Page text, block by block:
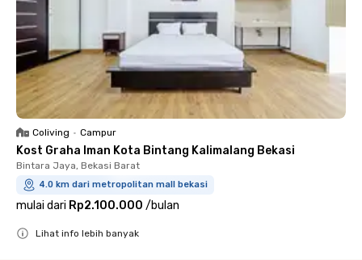
Coliving • Campur
Kost Graha Iman Kota Bintang Kalimalang Bekasi
Bintara Jaya, Bekasi Barat
4.0 km dari metropolitan mall bekasi
mulai dari Rp2.100.000 /bulan
Lihat info lebih banyak